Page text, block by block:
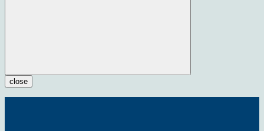
close